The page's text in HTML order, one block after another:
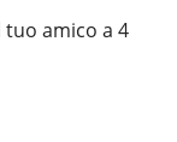
amico a 4